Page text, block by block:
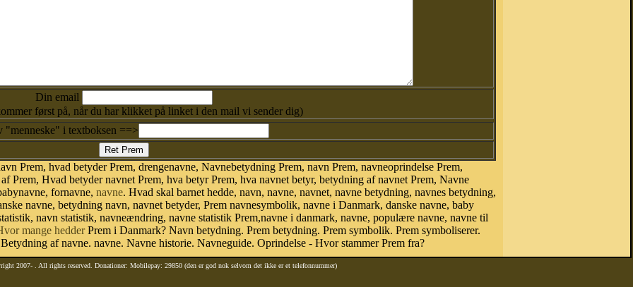
Din email
først på, når du har klikket på linket i den mail vi sender dig)
"menneske" i textboksen ==>
Prem, hvad betyder Prem, drengenavne, Navnebetydning Prem, navn Prem, navneoprindelse Prem,
Prem, Hvad betyder navnet Prem, hva betyr Prem, hva navnet betyr, betydning af navnet Prem, Navne
fornavne, navne. Hvad skal barnet hedde, navn, navne, navnet, navne betydning, navnes betydning,
navne, betydning navn, navnet betyder, Prem navnesymbolik, navne i Danmark, danske navne, baby
navn statistik, navneændring, navne statistik Prem,navne i danmark, navne, populære navne, navne til
mange hedderPrem i Danmark? Navn betydning. Prem betydning. Prem symbolik. Prem symboliserer.
af navne. navne. Navne historie. Navneguide. Oprindelse - Hvor stammer Prem fra?
2007- . All rights reserved. Donationer: Mobilepay: 29850 (den er god nok selvom det ikke er et telefonnummer)